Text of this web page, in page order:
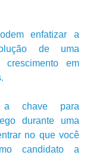
enfatizar a
de uma
crescimento em
a chave para
durante uma
no que você
candidato a